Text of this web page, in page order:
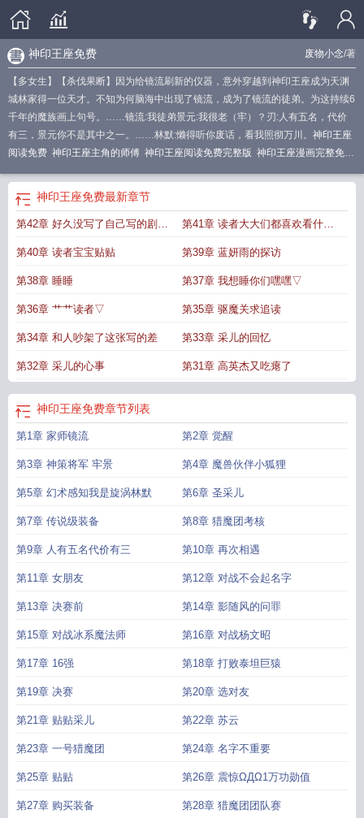
废物小念/著
神印王座免费
【多女生】【杀伐果断】因为给镜流刷新的仪器，意外穿越到神印王座成为天渊
城林家得一位天才。不知为何脑海中出现了镜流，成为了镜流的徒弟。为这持续6
千年的魔族画上句号。……镜流:我徒弟景元:我很老（牢）？刃:人有五名，代价
有三，景元你不是其中之一。……林默:懒得听你废话，看我照彻万川。 神印王座
阅读免费 神印王座主角的师傅 神印王座阅读免费完整版 神印王座漫画完整免
座所有人物介绍
神印王座所有王座
游 神印王座中的神印王座
在哪个软件看神印王座原著哪里看神印王座主角老师神印王座团队神印王座
印王座漫画 神印王座最后boss 神印王座79集完整版免费观看神印王座十大君
王神印王座解析 神印王座 动漫 神印王座主角技能神印王座最
神印王座免费最新章节
第42章 好久没写了自己写的剧情
已经忘了
第41章 读者大大们都喜欢看什么
小说我写一下
第40章 读者宝宝贴贴 第39章 蓝妍雨的探访
第38章 睡睡 第37章 我想睡你们嘿嘿▽
第36章 艹艹读者▽ 第35章 驱魔关求追读
第34章 和人吵架了这张写的差 第33章 采儿的回忆
第32章 采儿的心事 第31章 高英杰又吃瘪了
神印王座免费章节列表
第1章 家师镜流 第2章 觉醒
第3章 神策将军 牢景 第4章 魔兽伙伴小狐狸
第5章 幻术感知我是旋涡林默 第6章 圣采儿
第7章 传说级装备 第8章 猎魔团考核
第9章 人有五名代价有三 第10章 再次相遇
第11章 女朋友 第12章 对战不会起名字
第13章 决赛前 第14章 影随风的问罪
第15章 对战冰系魔法师 第16章 对战杨文昭
第17章 16强 第18章 打败泰坦巨猿
第19章 决赛 第20章 选对友
第21章 贴贴采儿 第22章 苏云
第23章 一号猎魔团 第24章 名字不重要
第25章 贴贴 第26章 震惊ΩДΩ1万功勋值
第27章 购买装备 第28章 猎魔团团队赛